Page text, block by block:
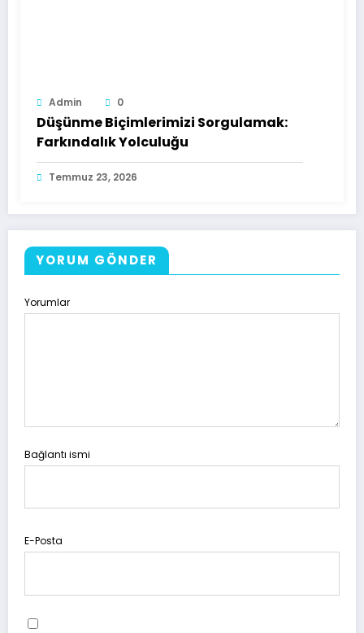
Admin 0
Düşünme Biçimlerimizi Sorgulamak:
Farkındalık Yolculuğu
Temmuz 23, 2026
YORUM GÖNDER
Yorumlar
Bağlantı ismi
E-Posta